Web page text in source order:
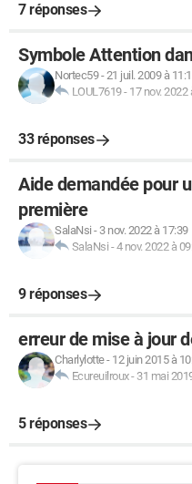
7 réponses
Symbole Attention
Nortec59-21 juil. 2009 à
LOUL7619- 17 nov. 2022
33 réponses
Aide demandée pour
première
SalaNsi - 3 nov. 2022 à 17:39
SalaNsi -4 nov. 2022 à
9 réponses
erreur de mise à jour
Charlylotte- 12 juin 2015 à
Ecureuilroux- 31 mai
5 réponses